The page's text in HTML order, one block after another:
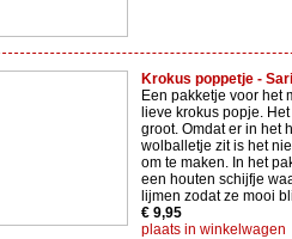
Krokus poppetje -
Een pakketje voor het
lieve krokus popje.
groot. Omdat er in het
wolballetje zit is het
om te maken. In het
een houten schijfje
lijmen zodat ze mooi
€ 9,95
plaats in winkelwagen